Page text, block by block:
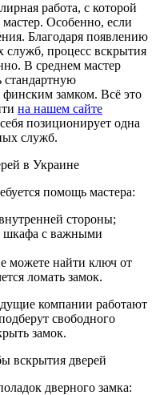
работа, с которой
Особенно, если
Благодаря появлению
процесс вскрытия
В среднем мастер
стандартную
замком. Всё это
на нашем сайте
позиционирует одна
служб.
помощь мастера:
стороны;
шкафа с важными
можете найти ключ от
ломать замок.
компании работают
свободного
замок.
дверного замка: